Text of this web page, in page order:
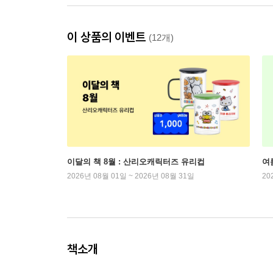
이 상품의 이벤트 (12개)
이달의 책 8월 : 산리오캐릭터즈 유리컵
2026년 08월 01일 ~ 2026년 08월 31일
여
책소개